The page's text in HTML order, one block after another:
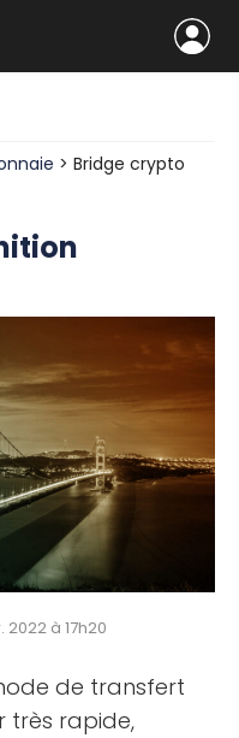
> Bridge crypto
2022 à 17h20
de transfert
très rapide,